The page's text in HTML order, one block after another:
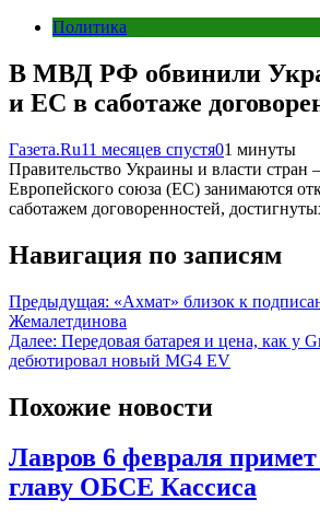
Политика
В МВД РФ обвинили
и ЕС в саботаже
Газета.Ru11 месяцев спустя01 минуты
Правительство Украины и власти стран
Европейского союза (ЕС) занимаются
саботажем договоренностей,
Навигация по записям
Предыдущая: «Ахмат» близок к
Жемалетдинова
Далее: Передовая батарея и цена, как у
дебютировал новый MG4 EV
Похожие новости
Лавров 6 февраля
главу ОБСЕ Кассиса